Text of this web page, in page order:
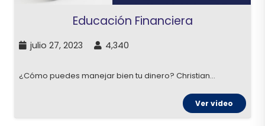
Educación Financiera
julio 27, 2023 4,340
¿Cómo puedes manejar bien tu dinero? Christian…
Ver video